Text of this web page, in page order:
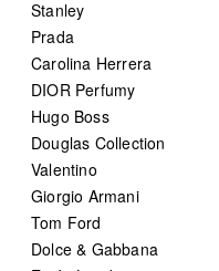
Stanley
Prada
Carolina Herrera
DIOR Perfumy
Hugo Boss
Douglas Collection
Valentino
Giorgio Armani
Tom Ford
Dolce & Gabbana